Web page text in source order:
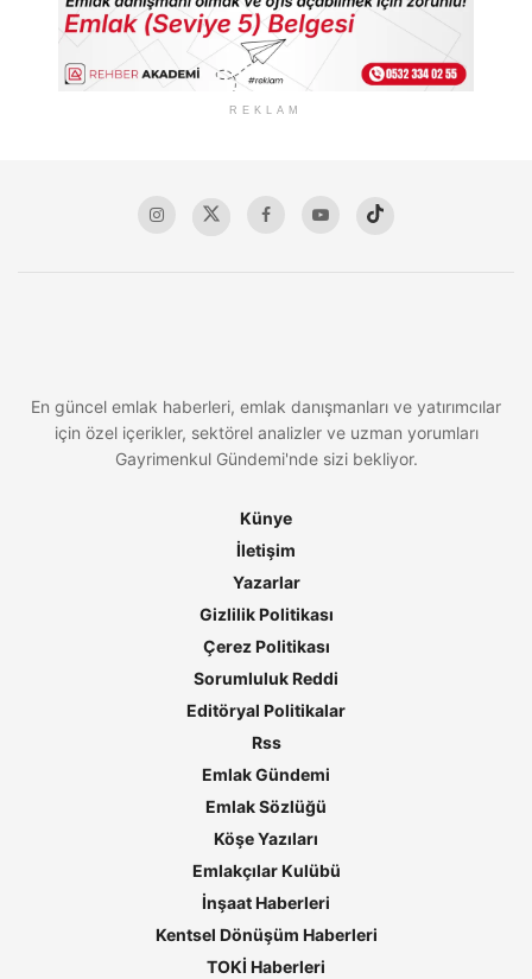
REKLAM
En güncel emlak haberleri, emlak danışmanları ve yatırımcılar
için özel içerikler, sektörel analizler ve uzman yorumları
Gayrimenkul Gündemi'nde sizi bekliyor.
Künye
İletişim
Yazarlar
Gizlilik Politikası
Çerez Politikası
Sorumluluk Reddi
Editöryal Politikalar
Rss
Emlak Gündemi
Emlak Sözlüğü
Köşe Yazıları
Emlakçılar Kulübü
İnşaat Haberleri
Kentsel Dönüşüm Haberleri
TOKİ Haberleri